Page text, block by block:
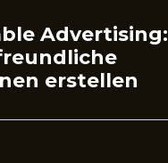
Advertising:
erstellen